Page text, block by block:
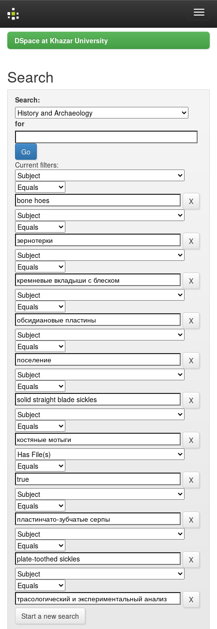
Skip
navigation
DSpace at Khazar University
Search
Search:
for
Current filters:
Start a new search